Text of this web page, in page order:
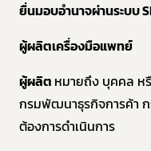
ยื่นมอบอำนาจผ่านระบบ
ผู้ผลิตเครื่องมือแพทย์
ผู้ผลิต หมายถึง บุคคล ห
กรมพัฒนาธุรกิจการค้า
ต้องการดำเนินการ